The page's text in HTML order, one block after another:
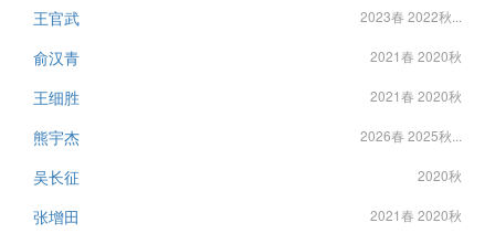
王官武 2023春 2022秋...
俞汉青 2021春 2020秋
王细胜 2021春 2020秋
熊宇杰 2026春 2025秋...
吴长征 2020秋
张增田 2021春 2020秋